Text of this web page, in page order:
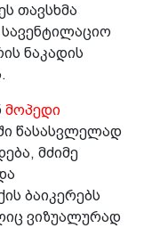
თავსხმა
ნაკადის
მოპედი
წასასვლელად
მძიმე
ბაიკერებს
ვიზუალურად